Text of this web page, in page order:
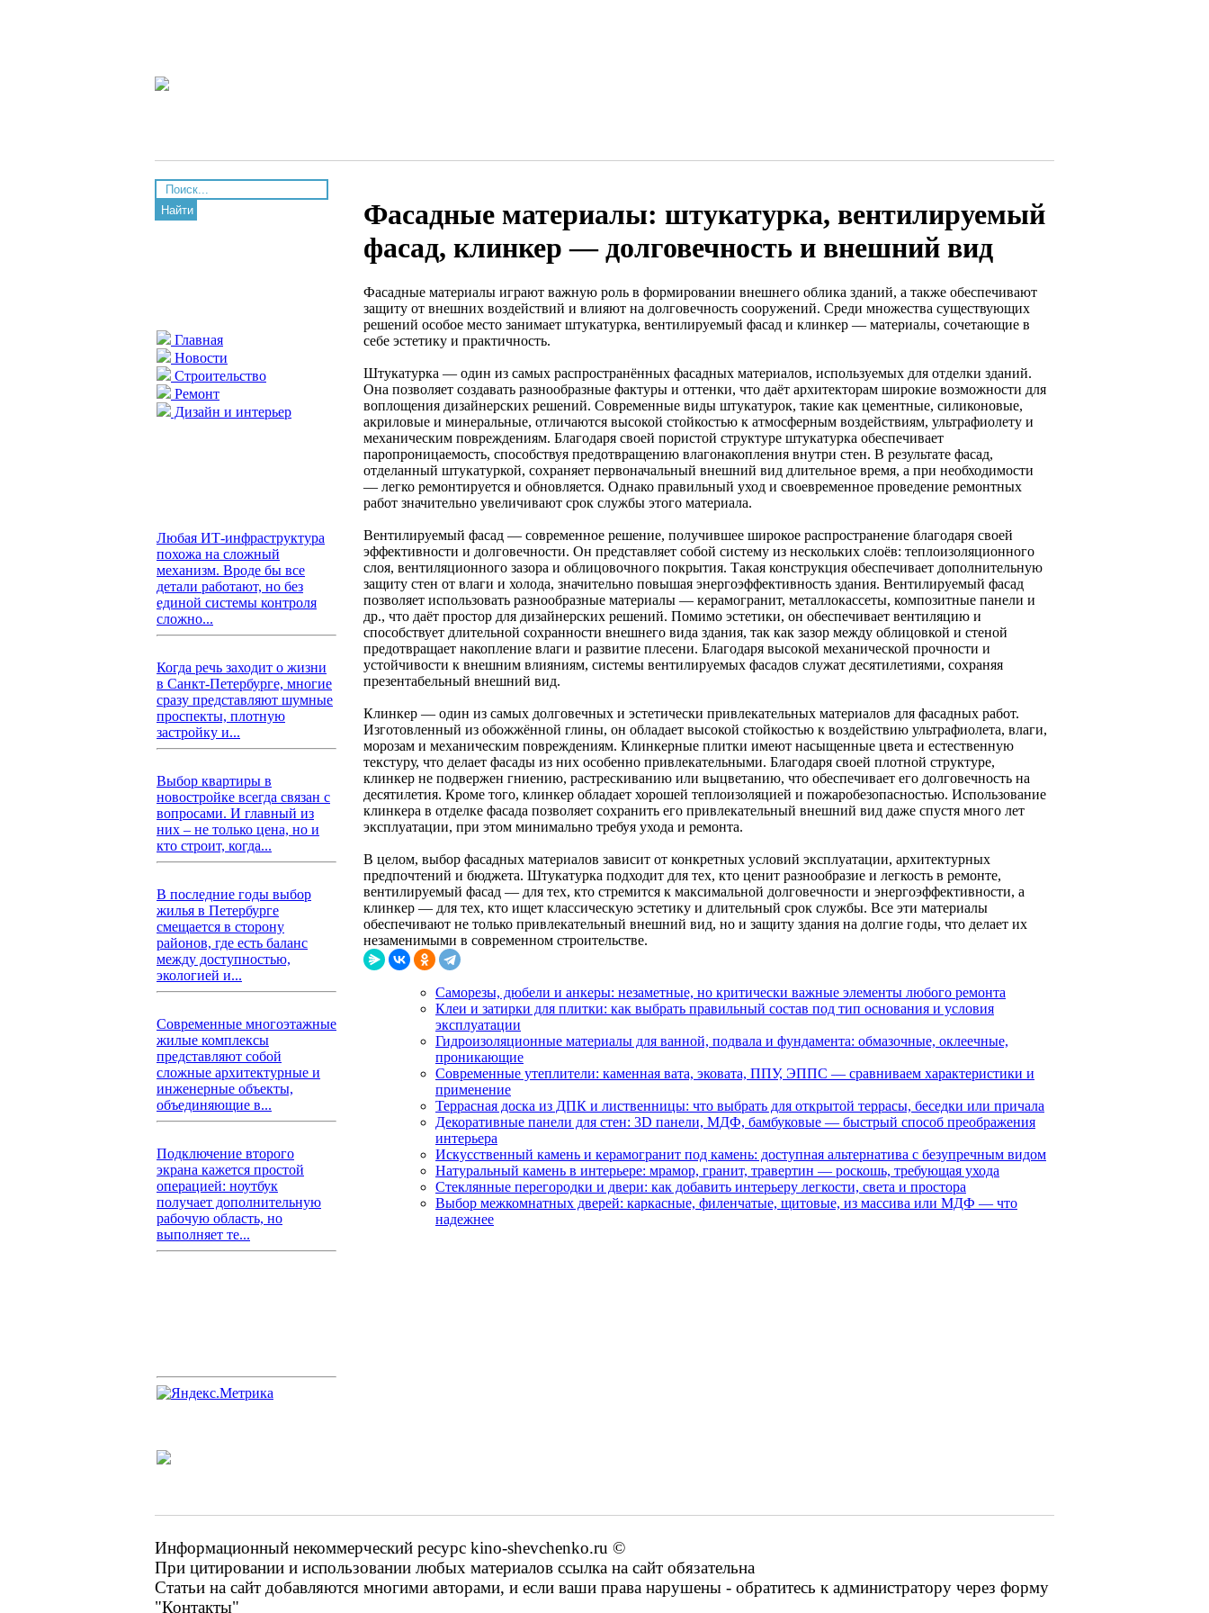
Найти
Главная
Новости
Строительство
Ремонт
Дизайн и интерьер
Любая ИТ-инфраструктура
похожа на сложный
механизм. Вроде бы все
детали работают, но без
единой системы контроля
сложно...
Когда речь заходит о жизни
в Санкт-Петербурге, многие
сразу представляют шумные
проспекты, плотную
застройку и...
Выбор квартиры в
новостройке всегда связан с
вопросами. И главный из
них – не только цена, но и
кто строит, когда...
В последние годы выбор
жилья в Петербурге
смещается в сторону
районов, где есть баланс
между доступностью,
экологией и...
Современные многоэтажные
жилые комплексы
представляют собой
сложные архитектурные и
инженерные объекты,
объединяющие в...
Подключение второго
экрана кажется простой
операцией: ноутбук
получает дополнительную
рабочую область, но
выполняет те...
Фасадные материалы: штукатурка, вентилируемый
фасад, клинкер — долговечность и внешний вид
Фасадные материалы играют важную роль в формировании внешнего облика зданий, а также обеспечивают
защиту от внешних воздействий и влияют на долговечность сооружений. Среди множества существующих
решений особое место занимает штукатурка, вентилируемый фасад и клинкер — материалы, сочетающие в
себе эстетику и практичность.
Штукатурка — один из самых распространённых фасадных материалов, используемых для отделки зданий.
Она позволяет создавать разнообразные фактуры и оттенки, что даёт архитекторам широкие возможности для
воплощения дизайнерских решений. Современные виды штукатурок, такие как цементные, силиконовые,
акриловые и минеральные, отличаются высокой стойкостью к атмосферным воздействиям, ультрафиолету и
механическим повреждениям. Благодаря своей пористой структуре штукатурка обеспечивает
паропроницаемость, способствуя предотвращению влагонакопления внутри стен. В результате фасад,
отделанный штукатуркой, сохраняет первоначальный внешний вид длительное время, а при необходимости
— легко ремонтируется и обновляется. Однако правильный уход и своевременное проведение ремонтных
работ значительно увеличивают срок службы этого материала.
Вентилируемый фасад — современное решение, получившее широкое распространение благодаря своей
эффективности и долговечности. Он представляет собой систему из нескольких слоёв: теплоизоляционного
слоя, вентиляционного зазора и облицовочного покрытия. Такая конструкция обеспечивает дополнительную
защиту стен от влаги и холода, значительно повышая энергоэффективность здания. Вентилируемый фасад
позволяет использовать разнообразные материалы — керамогранит, металлокассеты, композитные панели и
др., что даёт простор для дизайнерских решений. Помимо эстетики, он обеспечивает вентиляцию и
способствует длительной сохранности внешнего вида здания, так как зазор между облицовкой и стеной
предотвращает накопление влаги и развитие плесени. Благодаря высокой механической прочности и
устойчивости к внешним влияниям, системы вентилируемых фасадов служат десятилетиями, сохраняя
презентабельный внешний вид.
Клинкер — один из самых долговечных и эстетически привлекательных материалов для фасадных работ.
Изготовленный из обожжённой глины, он обладает высокой стойкостью к воздействию ультрафиолета, влаги,
морозам и механическим повреждениям. Клинкерные плитки имеют насыщенные цвета и естественную
текстуру, что делает фасады из них особенно привлекательными. Благодаря своей плотной структуре,
клинкер не подвержен гниению, растрескиванию или выцветанию, что обеспечивает его долговечность на
десятилетия. Кроме того, клинкер обладает хорошей теплоизоляцией и пожаробезопасностью. Использование
клинкера в отделке фасада позволяет сохранить его привлекательный внешний вид даже спустя много лет
эксплуатации, при этом минимально требуя ухода и ремонта.
В целом, выбор фасадных материалов зависит от конкретных условий эксплуатации, архитектурных
предпочтений и бюджета. Штукатурка подходит для тех, кто ценит разнообразие и легкость в ремонте,
вентилируемый фасад — для тех, кто стремится к максимальной долговечности и энергоэффективности, а
клинкер — для тех, кто ищет классическую эстетику и длительный срок службы. Все эти материалы
обеспечивают не только привлекательный внешний вид, но и защиту здания на долгие годы, что делает их
незаменимыми в современном строительстве.
Саморезы, дюбели и анкеры: незаметные, но критически важные элементы любого ремонта
Клеи и затирки для плитки: как выбрать правильный состав под тип основания и условия
эксплуатации
Гидроизоляционные материалы для ванной, подвала и фундамента: обмазочные, оклеечные,
проникающие
Современные утеплители: каменная вата, эковата, ППУ, ЭППС — сравниваем характеристики и
применение
Террасная доска из ДПК и лиственницы: что выбрать для открытой террасы, беседки или причала
Декоративные панели для стен: 3D панели, МДФ, бамбуковые — быстрый способ преображения
интерьера
Искусственный камень и керамогранит под камень: доступная альтернатива с безупречным видом
Натуральный камень в интерьере: мрамор, гранит, травертин — роскошь, требующая ухода
Стеклянные перегородки и двери: как добавить интерьеру легкости, света и простора
Выбор межкомнатных дверей: каркасные, филенчатые, щитовые, из массива или МДФ — что
надежнее
Информационный некоммерческий ресурс kino-shevchenko.ru ©
При цитировании и использовании любых материалов ссылка на сайт обязательна
Статьи на сайт добавляются многими авторами, и если ваши права нарушены - обратитесь к администратору через форму
"Контакты"